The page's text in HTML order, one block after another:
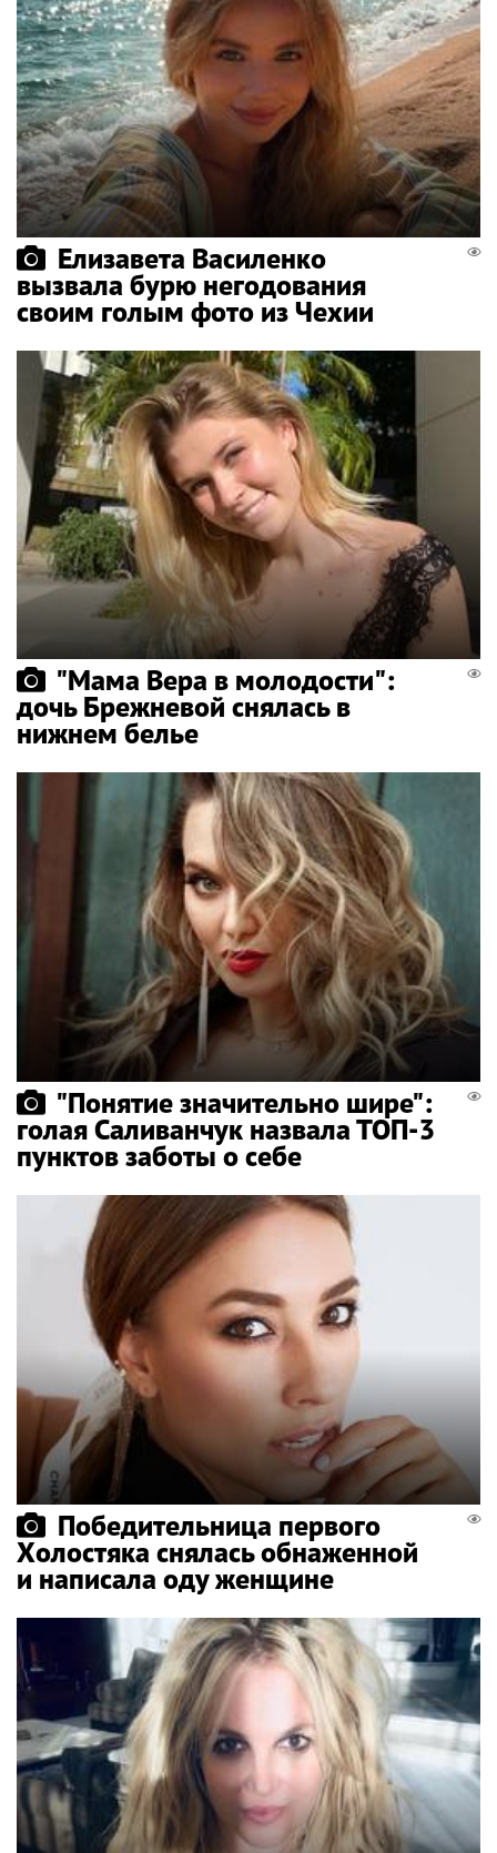
Елизавета Василенко
вызвала бурю негодования
своим голым фото из Чехии
"Мама Вера в молодости":
дочь Брежневой снялась в
нижнем белье
"Понятие значительно шире":
голая Саливанчук назвала ТОП-3
пунктов заботы о себе
Победительница первого
Холостяка снялась обнаженной
и написала оду женщине